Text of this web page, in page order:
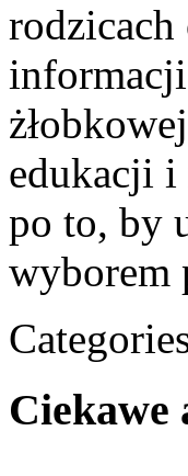
edukacji i
po to, by
wyborem